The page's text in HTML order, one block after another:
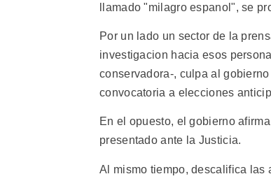
llamado "milagro espanol", se
Por un lado un sector de la
investigacion hacia esos
conservadora-, culpa al
convocatoria a elecciones
En el opuesto, el gobierno
presentado ante la Justicia.
Al mismo tiempo, descalifica las